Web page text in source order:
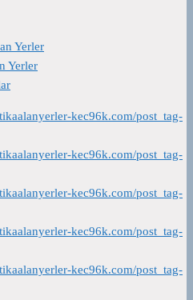
Yerler
Yerler
kec96k.com/post_tag-
kec96k.com/post_tag-
kec96k.com/post_tag-
kec96k.com/post_tag-
kec96k.com/post_tag-